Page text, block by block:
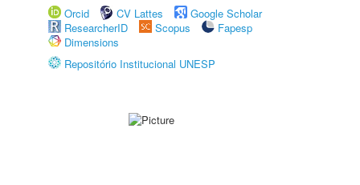
Orcid
CV Lattes
Google Scholar
ResearcherID
Scopus
Fapesp
Dimensions
Repositório Institucional UNESP